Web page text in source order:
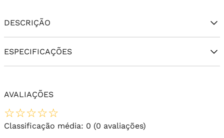
DESCRIÇÃO
ESPECIFICAÇÕES
AVALIAÇÕES
☆☆☆☆☆
Classificação média: 0 (0 avaliações)